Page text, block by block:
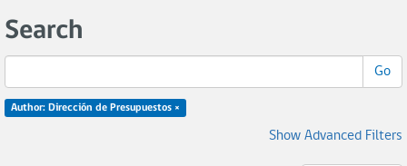
Search
Go
Author: Dirección de Presupuestos ×
Show Advanced Filters